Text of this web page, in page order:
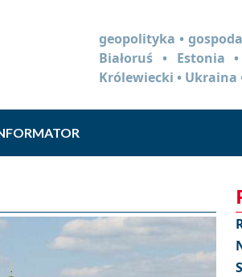
geopolityka •
Białoruś • Estonia
Królewiecki • Ukraina